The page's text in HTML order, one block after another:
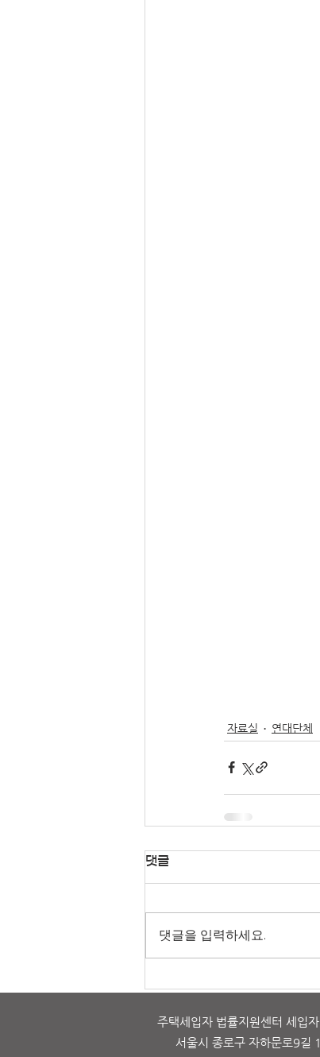
자료실
연대단체
댓글
댓글을 입력하세요.
주택세입자 법률지원센터 세
서울시 종로구 자하문로9길